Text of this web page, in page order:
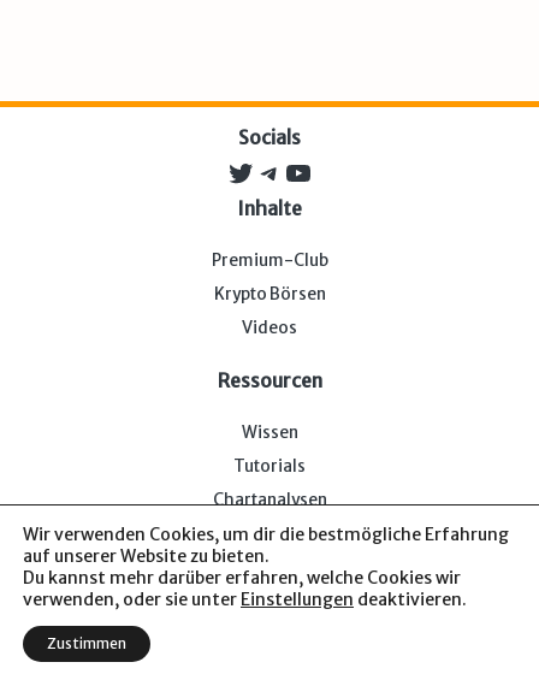
Socials
Twitter
Telegram
YouTube
Inhalte
Premium-Club
Krypto Börsen
Videos
Ressourcen
Wissen
Tutorials
Chartanalysen
Wir verwenden Cookies, um dir die bestmögliche Erfahrung
auf unserer Website zu bieten.
Du kannst mehr darüber erfahren, welche Cookies wir
verwenden, oder sie unter Einstellungen deaktivieren.
Zustimmen